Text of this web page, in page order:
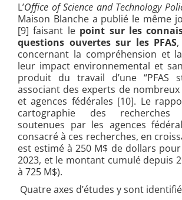
L’Office of Science and Technology
Maison Blanche a publié le même
[9] faisant le point sur les
questions ouvertes sur les PFAS
concernant la compréhension et
leur impact environnemental et
produit du travail d’une “PFAS
associant des experts de
et agences fédérales [10]. Le
cartographie des
soutenues par les agences
consacré à ces recherches, en
est estimé à 250 M$ de dollars pour
2023, et le montant cumulé depuis
à 725 M$).
Quatre axes d’études y sont